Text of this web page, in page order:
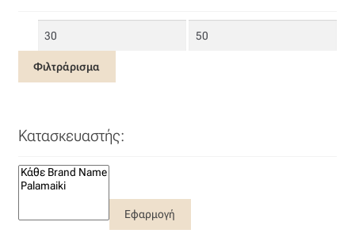
Όροι Χρήσης
ΠΙΣΤΟΠΟΙΗΣΕΙΣ ΧΑΛΙΩΝ COLORE COLORI
Ελάχιστη Μέγιστη
Φιλτράρισμα
Κατασκευαστής:
Εφαρμογή